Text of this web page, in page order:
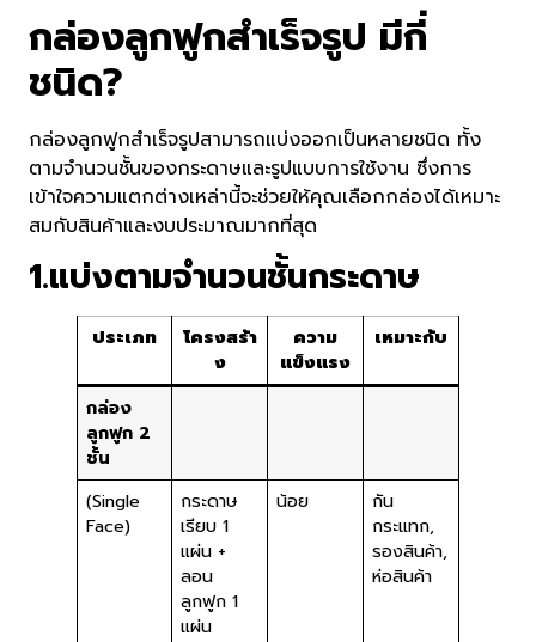
กล่องลูกฟูกสำเร็จรูป มีกี่
ชนิด?
กล่องลูกฟูกสำเร็จรูปสามารถแบ่งออกเป็นหลายชนิด ทั้ง
ตามจำนวนชั้นของกระดาษและรูปแบบการใช้งาน ซึ่งการ
เข้าใจความแตกต่างเหล่านี้จะช่วยให้คุณเลือกกล่องได้เหมาะ
สมกับสินค้าและงบประมาณมากที่สุด
1.แบ่งตามจำนวนชั้นกระดาษ
ประเภท
โครงสร้า
ง
ความ
แข็งแรง
เหมาะกับ
กล่อง
ลูกฟูก 2
ชั้น
(Single
Face)
กระดาษ
เรียบ 1
แผ่น +
ลอน
ลูกฟูก 1
แผ่น
น้อย
กัน
กระแทก,
รองสินค้า,
ห่อสินค้า